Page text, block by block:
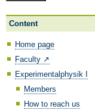
Content
Home page
Faculty ↗️
Experimentalphysik I
Members
How to reach us